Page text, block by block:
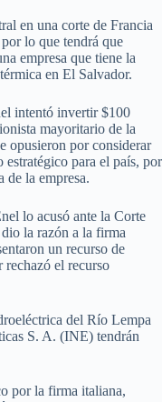
en una corte de Francia
lo que tendrá que
empresa que tiene la
en El Salvador.
intentó invertir $100
mayoritario de la
opusieron por considerar
para el país, por
de la empresa.
lo acusó ante la Corte
la razón a la firma
un recurso de
rechazó el recurso
del Río Lempa
S. A. (INE) tendrán
por la firma italiana,